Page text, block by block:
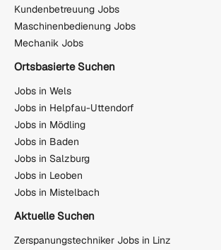
Kundenbetreuung Jobs
Maschinenbedienung Jobs
Mechanik Jobs
Ortsbasierte Suchen
Jobs in Wels
Jobs in Helpfau-Uttendorf
Jobs in Mödling
Jobs in Baden
Jobs in Salzburg
Jobs in Leoben
Jobs in Mistelbach
Aktuelle Suchen
Zerspanungstechniker Jobs in Linz